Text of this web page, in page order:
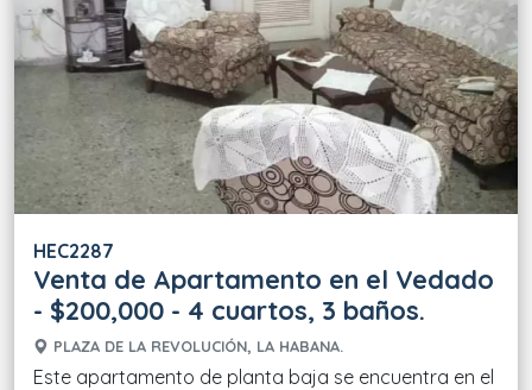
HEC2287
Venta de Apartamento en el Vedado
- $200,000 - 4 cuartos, 3 baños.
PLAZA DE LA REVOLUCIÓN, LA HABANA.
Este apartamento de planta baja se encuentra en el